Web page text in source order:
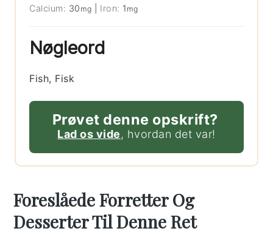
Calcium: 30 mg Iron: 1 mg
Nøgleord
Fish, Fisk
Prøvet denne opskrift?
Lad os vide, hvordan det var!
Foreslåede Forretter Og
Desserter Til Denne Ret